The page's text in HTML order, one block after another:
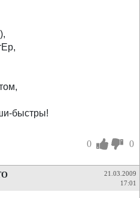
быстры!
0 0
21.03.2009
17:01